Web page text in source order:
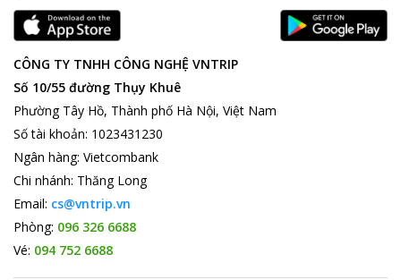
CÔNG TY TNHH CÔNG NGHỆ VNTRIP
Số 10/55 đường Thụy Khuê
Phường Tây Hồ, Thành phố Hà Nội, Việt Nam
Số tài khoản: 1023431230
Ngân hàng: Vietcombank
Chi nhánh: Thăng Long
Email: cs@vntrip.vn
Phòng: 096 326 6688
Vé: 094 752 6688